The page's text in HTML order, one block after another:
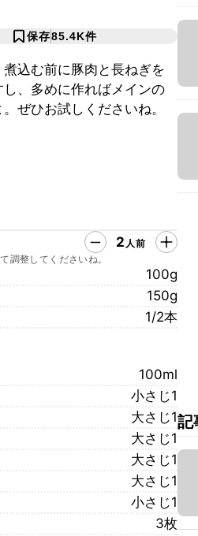
保存85.4K件
込む前に豚肉と長ねぎを
、多めに作ればメインの
ぜひお試しくださいね。
2 人前
調整してくださいね。
100g
150g
1/2本
100ml
小さじ1
大さじ1
大さじ1
大さじ1
大さじ1
小さじ1
3枚
記